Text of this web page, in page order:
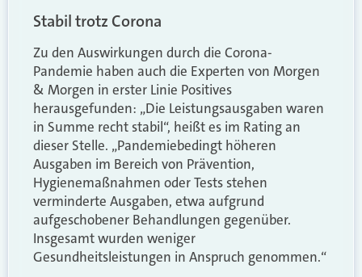
Stabil trotz Corona
Zu den Auswirkungen durch die Corona-
Pandemie haben auch die Experten von Morgen
& Morgen in erster Linie Positives
herausgefunden: „Die Leistungsausgaben waren
in Summe recht stabil“, heißt es im Rating an
dieser Stelle. „Pandemiebedingt höheren
Ausgaben im Bereich von Prävention,
Hygienemaßnahmen oder Tests stehen
verminderte Ausgaben, etwa aufgrund
aufgeschobener Behandlungen gegenüber.
Insgesamt wurden weniger
Gesundheitsleistungen in Anspruch genommen.“